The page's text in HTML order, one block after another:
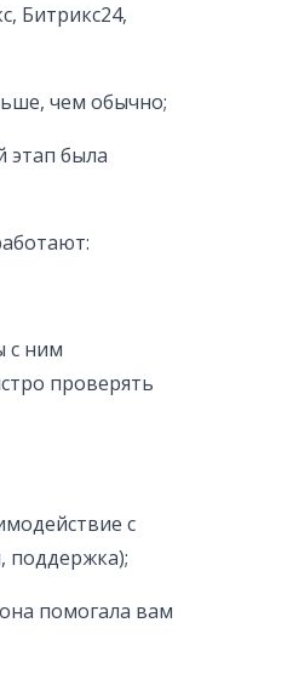
Битрикс24,
чем обычно;
этап была
с ним
проверять
с
поддержка);
помогала вам